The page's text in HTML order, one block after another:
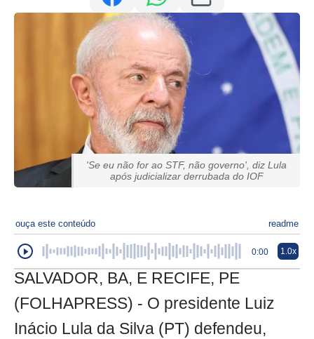
'Se eu não for ao STF, não governo', diz Lula
após judicializar derrubada do IOF
ouça este conteúdo readme
0:00 1.0x
SALVADOR, BA, E RECIFE, PE
(FOLHAPRESS) - O presidente Luiz
Inácio Lula da Silva (PT) defendeu,